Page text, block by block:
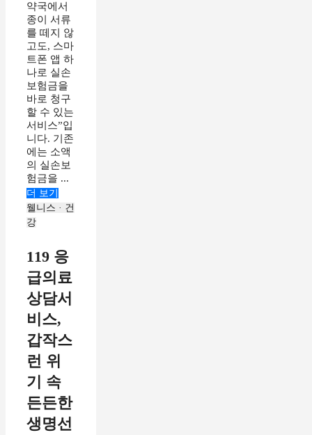
약국에서
종이 서류
를 떼지 않
고도, 스마
트폰 앱 하
나로 실손
보험금을
바로 청구
할 수 있는
서비스”입
니다. 기존
에는 소액
의 실손보
험금을 ...
더 보기
웰니스 · 건
강
119 응
급의료
상담서
비스,
갑작스
런 위
기 속
든든한
생명선